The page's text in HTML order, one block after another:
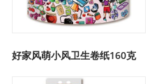
好家风萌小风卫生卷纸160克